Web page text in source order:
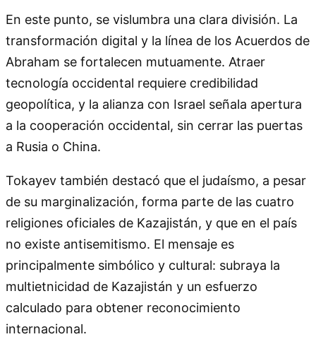
En este punto, se vislumbra una clara división. La
transformación digital y la línea de los Acuerdos de
Abraham se fortalecen mutuamente. Atraer
tecnología occidental requiere credibilidad
geopolítica, y la alianza con Israel señala apertura
a la cooperación occidental, sin cerrar las puertas
a Rusia o China.
Tokayev también destacó que el judaísmo, a pesar
de su marginalización, forma parte de las cuatro
religiones oficiales de Kazajistán, y que en el país
no existe antisemitismo. El mensaje es
principalmente simbólico y cultural: subraya la
multietnicidad de Kazajistán y un esfuerzo
calculado para obtener reconocimiento
internacional.